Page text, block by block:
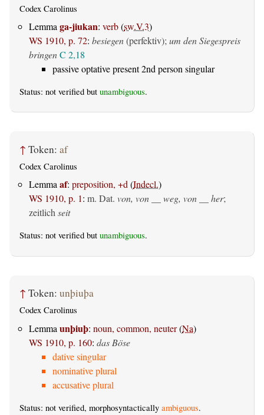
Codex Carolinus
Lemma ga-jiukan: verb(sw.V.3)
WS 1910, p. 72: besiegen(perfektiv); um den Siegespreis
bringenC 2,18
passive optative present 2nd person singular
Status: not verified but unambiguous.
↑ Token: af
Codex Carolinus
Lemmaaf: preposition, +d(Indecl.)
WS 1910, p. 1: m. Dat. von, von __ weg, von __ her;
zeitlichseit
Status: not verified but unambiguous.
↑ Token: unþiuþa
Codex Carolinus
Lemma unþiuþ: noun, common, neuter(Na)
WS 1910, p. 160: das Böse
dative singular
nominative plural
accusative plural
Status: not verified, morphosyntactically ambiguous.